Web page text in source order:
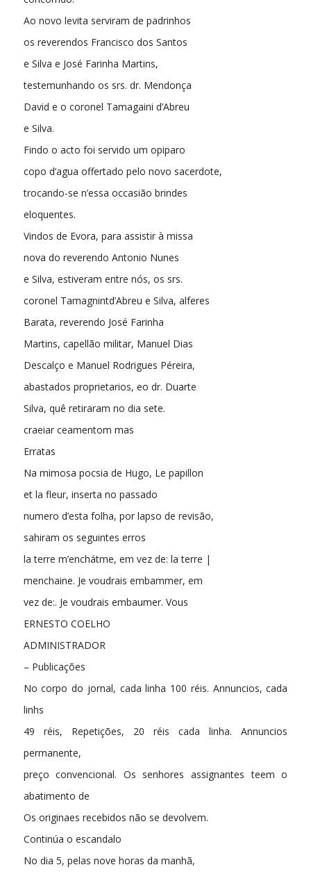
Ao novo levita serviram de padrinhos
os reverendos Francisco dos Santos
e Silva e José Farinha Martins,
testemunhando os srs. dr. Mendonça
David e o coronel Tamagaini d’Abreu
e Silva.
Findo o acto foi servido um opiparo
copo d’agua offertado pelo novo sacerdote,
trocando-se n’essa occasião brindes
eloquentes.
Vindos de Evora, para assistir à missa
nova do reverendo Antonio Nunes
e Silva, estiveram entre nós, os srs.
coronel Tamagnintd’Abreu e Silva, alferes
Barata, reverendo José Farinha
Martins, capellão militar, Manuel Dias
Descalço e Manuel Rodrigues Péreira,
abastados proprietarios, eo dr. Duarte
Silva, quê retiraram no dia sete.
craeiar ceamentom mas
Erratas
Na mimosa pocsia de Hugo, Le papillon
et la fleur, inserta no passado
numero d’esta folha, por lapso de revisão,
sahiram os seguintes erros
la terre m’enchátme, em vez de: la terre |
menchaine. Je voudrais embammer, em
vez de:. Je voudrais embaumer. Vous
ERNESTO COELHO
ADMINISTRADOR
– Publicações
No corpo do jornal, cada linha 100 réis. Annuncios, cada
linhs
49 réis, Repetições, 20 réis cada linha. Annuncios
permanente,
preço convencional. Os senhores assignantes teem o
abatimento de
Os originaes recebidos não se devolvem.
Continúa o escandalo
No dia 5, pelas nove horas da manhã,